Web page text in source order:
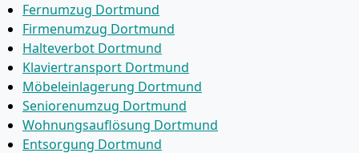
Fernumzug Dortmund
Firmenumzug Dortmund
Halteverbot Dortmund
Klaviertransport Dortmund
Möbeleinlagerung Dortmund
Seniorenumzug Dortmund
Wohnungsauflösung Dortmund
Entsorgung Dortmund